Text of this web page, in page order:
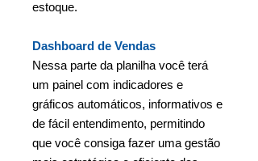
estoque.
Dashboard de Vendas
Nessa parte da planilha você terá
um painel com indicadores e
gráficos automáticos, informativos e
de fácil entendimento, permitindo
que você consiga fazer uma gestão